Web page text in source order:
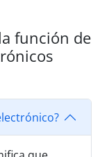
función de